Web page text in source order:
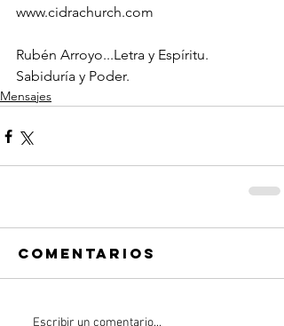
www.cidrachurch.com
Rubén Arroyo...Letra y Espíritu.
Sabiduría y Poder.
Mensajes
Comentarios
Escribir un comentario...